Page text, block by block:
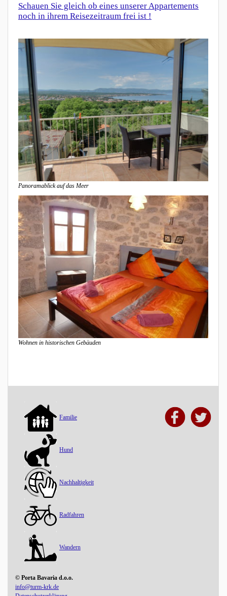
Schauen Sie gleich ob eines unserer Appartements
noch in ihrem Reisezeitraum frei ist !
Panoramablick auf das Meer
Wohnen in historischen Gebäuden
Familie
Hund
Nachhaltigkeit
Radfahren
Wandern
© Porta Bavaria d.o.o.
info@turm-krk.de